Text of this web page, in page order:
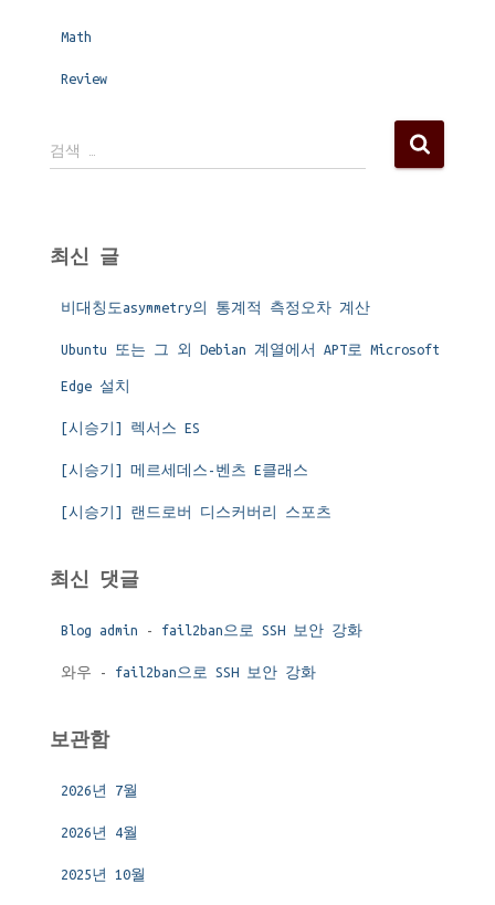
Math
Review
검
색
검색 …
최신 글
비대칭도asymmetry의 통계적 측정오차 계산
Ubuntu 또는 그 외 Debian 계열에서 APT로 Microsoft
Edge 설치
[시승기] 렉서스 ES
[시승기] 메르세데스-벤츠 E클래스
[시승기] 랜드로버 디스커버리 스포츠
최신 댓글
Blog admin - fail2ban으로 SSH 보안 강화
와우 - fail2ban으로 SSH 보안 강화
보관함
2026년 7월
2026년 4월
2025년 10월